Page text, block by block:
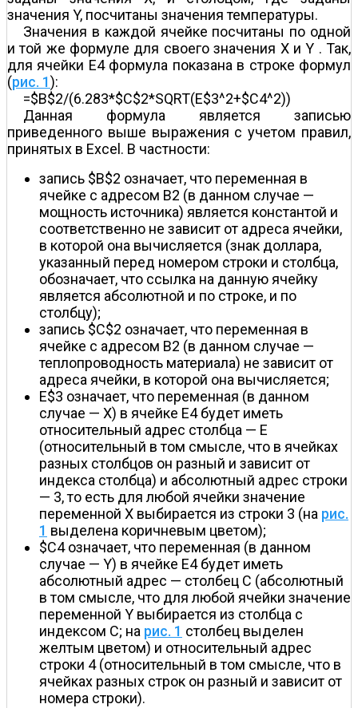
значения Y, посчитаны значения температуры.
Значения в каждой ячейке посчитаны по одной
и той же формуле для своего значения X и Y . Так,
для ячейки E4 формула показана в строке формул
(рис. 1):
=$B$2/(6.283*$C$2*SQRT(E$3^2+$C4^2))
Данная формула является записью
приведенного выше выражения с учетом правил,
принятых в Excel. В частности:
запись $B$2 означает, что переменная в
ячейке с адресом B2 (в данном случае —
мощность источника) является константой и
соответственно не зависит от адреса ячейки,
в которой она вычисляется (знак доллара,
указанный перед номером строки и столбца,
обозначает, что ссылка на данную ячейку
является абсолютной и по строке, и по
столбцу);
запись $С$2 означает, что переменная в
ячейке с адресом B2 (в данном случае —
теплопроводность материала) не зависит от
адреса ячейки, в которой она вычисляется;
E$3 означает, что переменная (в данном
случае — X) в ячейке E4 будет иметь
относительный адрес столбца — Е
(относительный в том смысле, что в ячейках
разных столбцов он разный и зависит от
индекса столбца) и абсолютный адрес строки
— 3, то есть для любой ячейки значение
переменной Х выбирается из строки 3 (на рис.
1 выделена коричневым цветом);
$C4 означает, что переменная (в данном
случае — Y) в ячейке E4 будет иметь
абсолютный адрес — столбец С (абсолютный
в том смысле, что для любой ячейки значение
переменной Y выбирается из столбца с
индексом С; на рис. 1 столбец выделен
желтым цветом) и относительный адрес
строки 4 (относительный в том смысле, что в
ячейках разных строк он разный и зависит от
номера строки).